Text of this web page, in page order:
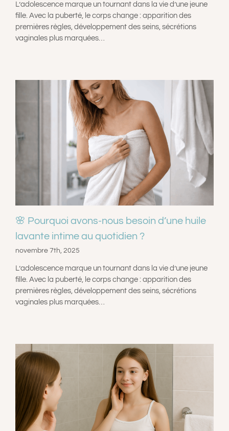
L’adolescence marque un tournant dans la vie d’une jeune
fille. Avec la puberté, le corps change : apparition des
premières règles, développement des seins, sécrétions
vaginales plus marquées…
🌸 Pourquoi avons-nous besoin d’une huile
lavante intime au quotidien ?
novembre 7th, 2025
L’adolescence marque un tournant dans la vie d’une jeune
fille. Avec la puberté, le corps change : apparition des
premières règles, développement des seins, sécrétions
vaginales plus marquées…